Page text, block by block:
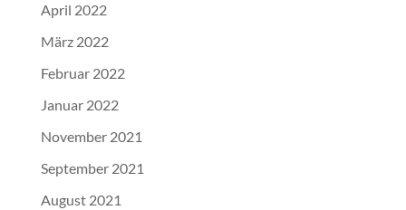
April 2022
März 2022
Februar 2022
Januar 2022
November 2021
September 2021
August 2021